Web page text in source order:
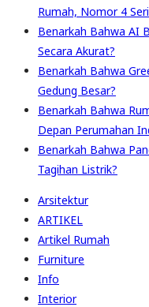
Rumah, Nomor 4
Benarkah Bahwa AI
Secara Akurat?
Benarkah Bahwa
Gedung Besar?
Benarkah Bahwa
Depan Perumahan
Benarkah Bahwa
Tagihan Listrik?
Arsitektur
ARTIKEL
Artikel Rumah
Furniture
Info
Interior